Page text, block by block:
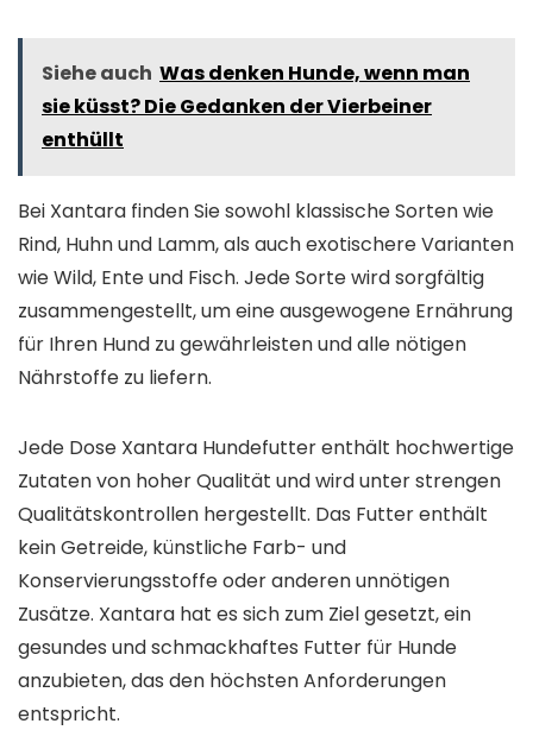
Siehe auch Was denken Hunde, wenn man
sie küsst? Die Gedanken der Vierbeiner
enthüllt
Bei Xantara finden Sie sowohl klassische Sorten wie
Rind, Huhn und Lamm, als auch exotischere Varianten
wie Wild, Ente und Fisch. Jede Sorte wird sorgfältig
zusammengestellt, um eine ausgewogene Ernährung
für Ihren Hund zu gewährleisten und alle nötigen
Nährstoffe zu liefern.
Jede Dose Xantara Hundefutter enthält hochwertige
Zutaten von hoher Qualität und wird unter strengen
Qualitätskontrollen hergestellt. Das Futter enthält
kein Getreide, künstliche Farb- und
Konservierungsstoffe oder anderen unnötigen
Zusätze. Xantara hat es sich zum Ziel gesetzt, ein
gesundes und schmackhaftes Futter für Hunde
anzubieten, das den höchsten Anforderungen
entspricht.